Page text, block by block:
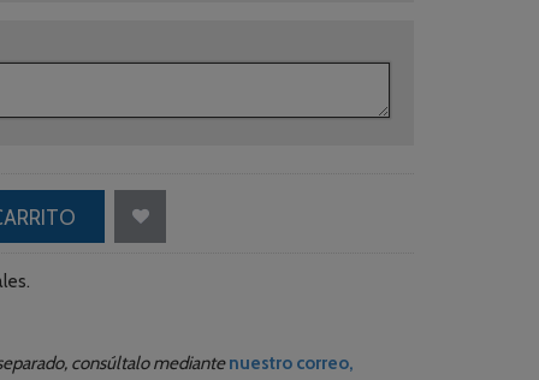
consúltalo mediantenuestro correo,